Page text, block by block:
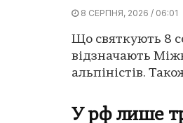
8 СЕРПНЯ, 2026 / 06:01
Що святкують 8
відзначають
альпіністів.
У рф лише